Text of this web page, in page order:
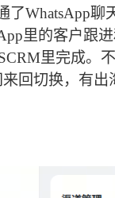
了WhatsApp聊
里的客户跟
里完成。
回切换，有出